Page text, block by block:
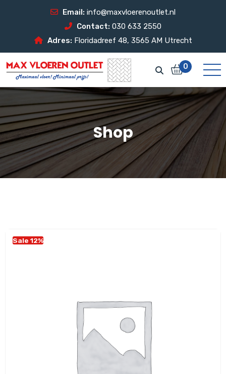
Email: info@maxvloerenoutlet.nl
Contact: 030 633 2550
Adres: Floridadreef 48, 3565 AM Utrecht
0
Shop
Sale 12%